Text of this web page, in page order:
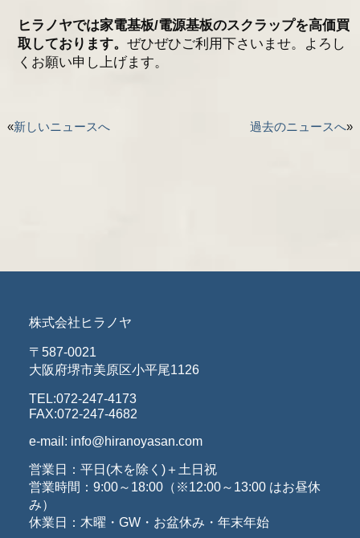
ヒラノヤでは家電基板/電源基板のスクラップを高価買
取しております。ぜひぜひご利用下さいませ。よろし
くお願い申し上げます。
«新しいニュースへ 過去のニュースへ»
株式会社ヒラノヤ
〒587-0021
大阪府堺市美原区小平尾1126
TEL:072-247-4173
FAX:072-247-4682
e-mail: info@hiranoyasan.com
営業日：平日(木を除く)＋土日祝
営業時間：9:00～18:00（※12:00～13:00 はお昼休
み）
休業日：木曜・GW・お盆休み・年末年始